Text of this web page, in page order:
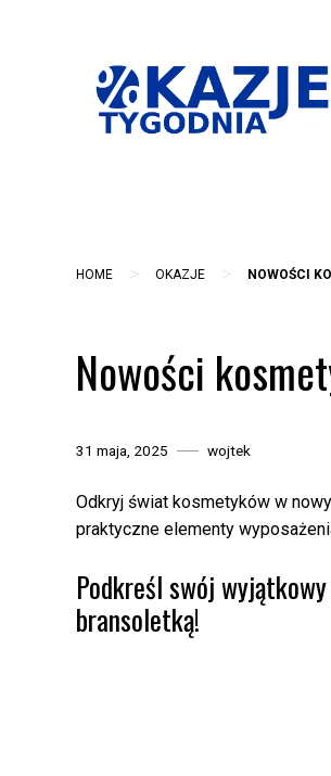
HOME > OKAZJE > NOWOŚCI
Nowości
31 maja, 2025 wojtek
Odkryj świat kosmetyków w
praktyczne elementy
Podkreśl swój
bransoletką!